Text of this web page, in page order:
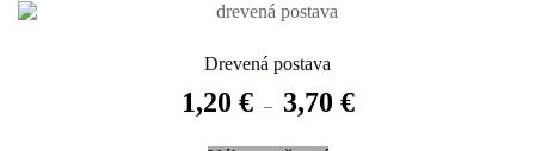
The
may
chosen
Drevená postava
1,20 € – 3,70 €